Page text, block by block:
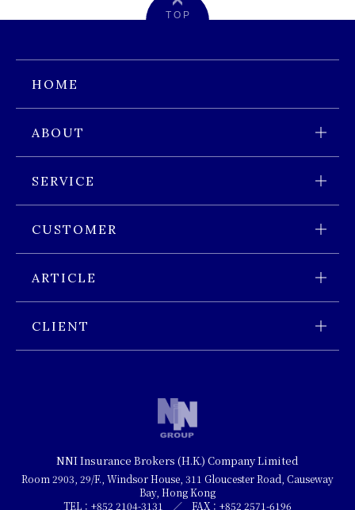
T O P
HOME
ABOUT
会社概要
経営理念
沿革
SERVICE
サービス内容
ブローカーとは
保険見直しサービス
CUSTOMER
香港進出時に必要な保険
香港展開企業に必要な保険
ARTICLE
CLIENT
プライバシーポリシー
NNI Insurance Brokers (H.K.) Company Limited
Room 2903, 29/F., Windsor House, 311 Gloucester Road, Causeway
Bay, Hong Kong
TEL：+852 2104-3131 ／ FAX：+852 2571-6196